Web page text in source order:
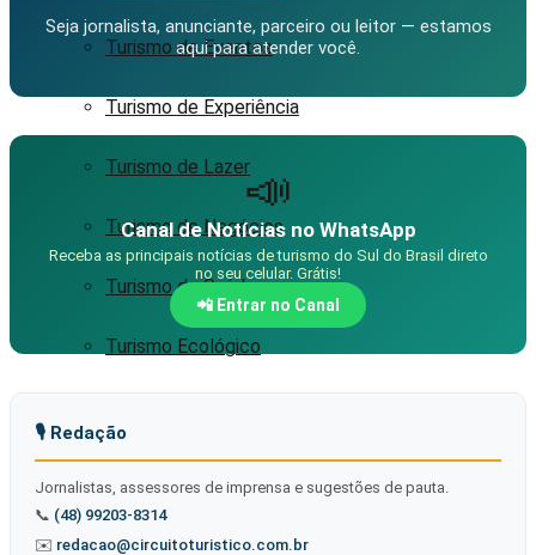
Turismo de Eventos
Turismo de Experiência
Turismo de Lazer
Turismo de Negócios
Turismo de Saúde
Turismo Ecológico
Turismo Gastronômico
Turismo Histórico
Seja jornalista, anunciante, parceiro ou leitor — estamos
aqui para atender você.
📣
Canal de Notícias no WhatsApp
Receba as principais notícias de turismo do Sul do Brasil direto
no seu celular. Grátis!
📲 Entrar no Canal
🎙️ Redação
Jornalistas, assessores de imprensa e sugestões de pauta.
📞 (48) 99203-8314
✉️ redacao@circuitoturistico.com.br